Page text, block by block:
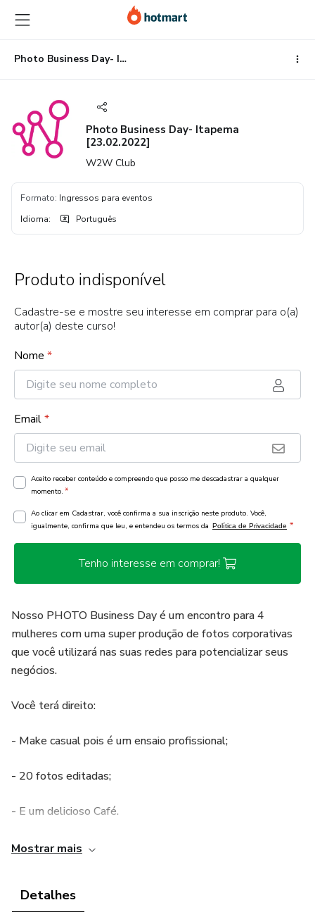
para
o
conteúdo
principal
para
o
pagamento
para
o
rodapé
Photo Business Day- Itapema [23.02.2022]
Photo Business Day- Itapema
[23.02.2022]
W2W Club
Formato: Ingressos para eventos
Idioma: Português
Produto indisponível
Cadastre-se e mostre seu interesse em comprar para o(a)
autor(a) deste curso!
Nome *
Email*
Aceito receber conteúdo e compreendo que posso me descadastrar a qualquer
momento. *
Ao clicar em Cadastrar, você confirma a sua inscrição neste produto. Você,
igualmente, confirma que leu, e entendeu os termos da Política de Privacidade *
Tenho interesse em comprar!
Nosso PHOTO Business Day é um encontro para 4
mulheres com uma super produção de fotos corporativas
que você utilizará nas suas redes para potencializar seus
negócios.
Você terá direito:
- Make casual pois é um ensaio profissional;
- 20 fotos editadas;
- E um delicioso Café.
Uma grande oportunidade para você!!
Mostrar mais
Detalhes